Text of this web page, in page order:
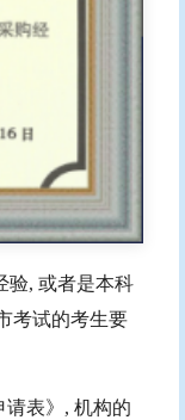
验, 或者是本科
考试的考生要
请表》, 机构的